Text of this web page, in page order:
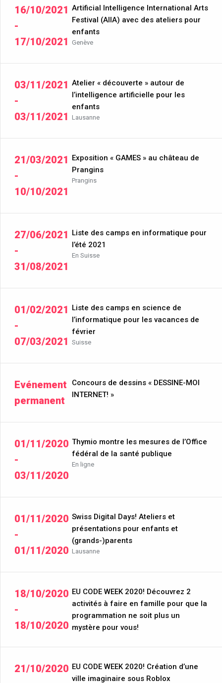
16/10/2021
-
17/10/2021
Artificial Intelligence International Arts
Festival (AIIA) avec des ateliers pour
enfants
Genève
03/11/2021
-
03/11/2021
Atelier « découverte » autour de
l’intelligence artificielle pour les
enfants
Lausanne
21/03/2021
-
10/10/2021
Exposition « GAMES » au château de
Prangins
Prangins
27/06/2021
-
31/08/2021
Liste des camps en informatique pour
l’été 2021
En Suisse
01/02/2021
-
07/03/2021
Liste des camps en science de
l’informatique pour les vacances de
février
Suisse
Evénement
permanent
Concours de dessins « DESSINE-MOI
INTERNET! »
01/11/2020
-
03/11/2020
Thymio montre les mesures de l’Office
fédéral de la santé publique
En ligne
01/11/2020
-
01/11/2020
Swiss Digital Days! Ateliers et
présentations pour enfants et
(grands-)parents
Lausanne
18/10/2020
-
18/10/2020
EU CODE WEEK 2020! Découvrez 2
activités à faire en famille pour que la
programmation ne soit plus un
mystère pour vous!
21/10/2020 EU CODE WEEK 2020! Création d’une
ville imaginaire sous Roblox